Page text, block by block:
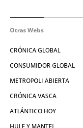
Otras Webs
CRÓNICA GLOBAL
CONSUMIDOR GLOBAL
METROPOLI ABIERTA
CRÓNICA VASCA
ATLÁNTICO HOY
HULE Y MANTEL